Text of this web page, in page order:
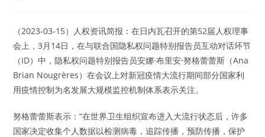
（2023-03-15）人权资讯简报：在日内瓦召开的第52届人权理事
会上，3月14日，在与联合国隐私权问题特别报告员互动对话环节
（ID）中，隐私权问题特别报告员安娜·布里安·努格蕾蕾斯（Ana
Brian Nougrères）在会议上对新冠疫情大流行期间部分国家利
用疫情控制为名发展大规模监控机制体系表示关注。
努格蕾蕾斯表示：“在世界卫生组织宣布进入大流行状态后，许多
国家决定收集个人数据以检测病毒，追踪传播，预防传播，保护